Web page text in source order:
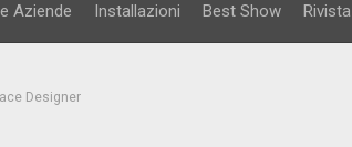
Aziende Installazioni Best Show Rivista
Designer